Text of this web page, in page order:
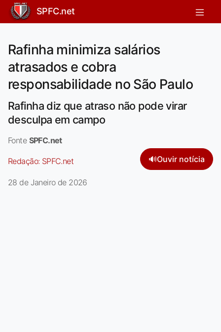
SPFC.net
Rafinha minimiza salários
atrasados e cobra
responsabilidade no São Paulo
Rafinha diz que atraso não pode virar
desculpa em campo
Fonte SPFC.net
Redação: SPFC.net 🔊Ouvir notícia
28 de Janeiro de 2026